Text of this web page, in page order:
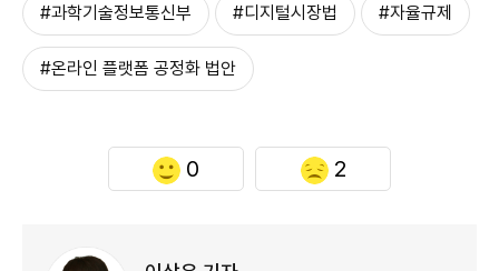
#과학기술정보통신부 #디지털시장법 #자율규제
#온라인 플랫폼 공정화 법안
0 2